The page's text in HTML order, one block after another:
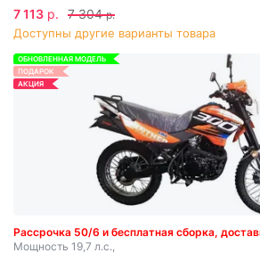
7 113 р. 7 304 р.
Доступны другие варианты товара
ОБНОВЛЕННАЯ МОДЕЛЬ
ПОДАРОК
АКЦИЯ
Рассрочка 50/6 и бесплатная сборка,
Мощность 19,7 л.с.,